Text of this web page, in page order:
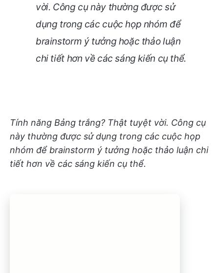
vời. Công cụ này thường được sử
dụng trong các cuộc họp nhóm để
brainstorm ý tưởng hoặc thảo luận
chi tiết hơn về các sáng kiến cụ thể.
Tính năng Bảng trắng? Thật tuyệt vời. Công cụ
này thường được sử dụng trong các cuộc họp
nhóm để brainstorm ý tưởng hoặc thảo luận chi
tiết hơn về các sáng kiến cụ thể.